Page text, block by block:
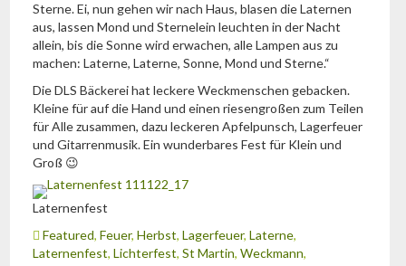
Sterne. Ei, nun gehen wir nach Haus, blasen die Laternen
aus, lassen Mond und Sternelein leuchten in der Nacht
allein, bis die Sonne wird erwachen, alle Lampen aus zu
machen: Laterne, Laterne, Sonne, Mond und Sterne.“
Die DLS Bäckerei hat leckere Weckmenschen gebacken.
Kleine für auf die Hand und einen riesengroßen zum Teilen
für Alle zusammen, dazu leckeren Apfelpunsch, Lagerfeuer
und Gitarrenmusik. Ein wunderbares Fest für Klein und
Groß 😉
Laternenfest
Featured, Feuer, Herbst, Lagerfeuer, Laterne,
Laternenfest, Lichterfest, St Martin, Weckmann,